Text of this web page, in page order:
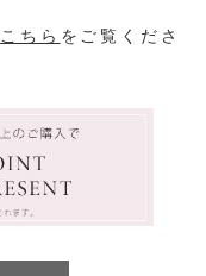
こちら をご覧くださ